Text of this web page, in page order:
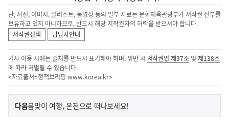
단, 사진, 이미지, 일러스트, 동영상 등의 일부 자료는 문화체육관광부가 저작권 전부를
보유하고 있지 아니하므로, 반드시 해당 저작권자의 허락을 받으셔야 합니다.
저작권정책
담당자안내
기사 이용 시에는 출처를 반드시 표기해야 하며, 위반 시 저작권법 제37조 및제138조
에 따라 처벌될 수 있습니다.
<자료출처=정책브리핑 www.korea.kr>
이
전
다음기
봄맞이 여행, 온천으로 떠나보세요!